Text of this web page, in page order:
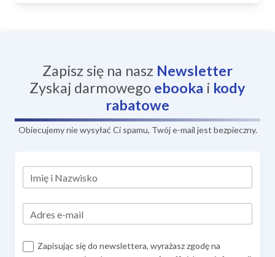
Zapisz się na nasz Newsletter
Zyskaj darmowego ebooka i kody
rabatowe
Obiecujemy nie wysyłać Ci spamu, Twój e-mail jest bezpieczny.
Imię i Nazwisko
Adres e-mail
Zapisując się do newslettera, wyrażasz zgodę na